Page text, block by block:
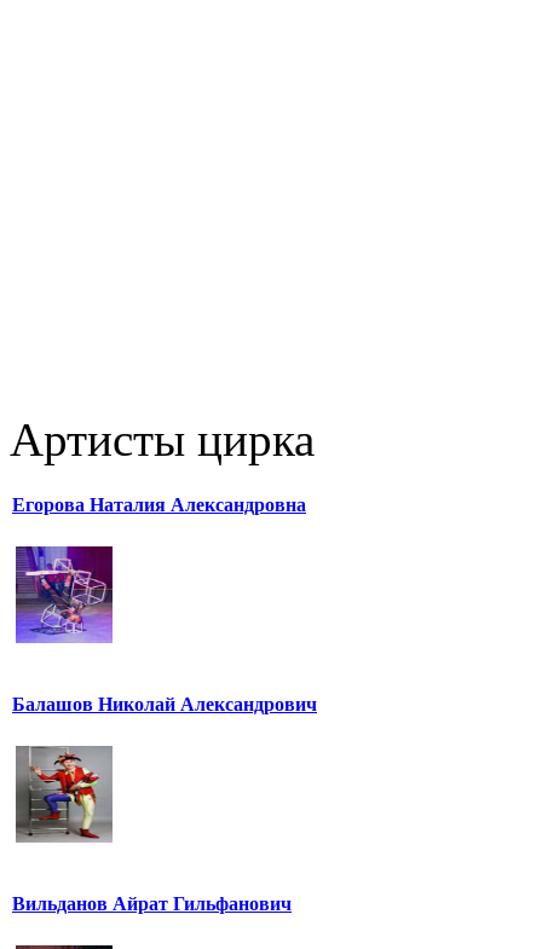
Артисты цирка
Егорова Наталия Александровна
Балашов Николай Александрович
Вильданов Айрат Гильфанович